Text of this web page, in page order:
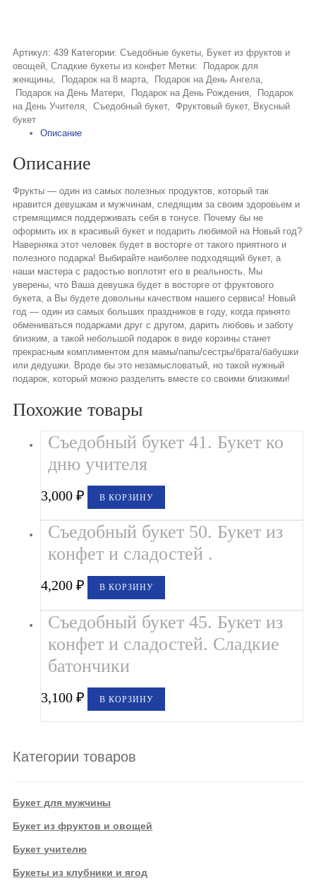
Артикул:439 Категории:Съедобные букеты
Букет из фруктов и
овощей ,Сладкие букеты из конфет Метки:
Подарок для
женщины
Подарок на 8 марта Подарок на День Ангела
Подарок на День Матери
Подарок на День Рождения
Подарок
на День Учителя
Съедобный букет, Фруктовый букет, Вкусный
букет
Описание
Описание
Фрукты — один из самых полезных продуктов, который так
нравится девушкам и мужчинам, следящим за своим здоровьем и
стремящимся поддерживать себя в тонусе. Почему бы не
оформить их в красивый букет и подарить любимой на Новый год?
Наверняка этот человек будет в восторге от такого приятного и
полезного подарка! Выбирайте наиболее подходящий букет, а
наши мастера с радостью воплотят его в реальность. Мы
уверены, что Ваша девушка будет в восторге от фруктового
букета, а Вы будете довольны качеством нашего сервиса! Новый
год — один из самых больших праздников в году, когда принято
обмениваться подарками друг с другом, дарить любовь и заботу
близким, а такой небольшой подарок в виде корзины станет
прекрасным комплиментом для мамы/папы/сестры/брата/бабушки
или дедушки. Вроде бы это незамысловатый, но такой нужный
подарок, который можно разделить вместе со своими близкими!
Похожие товары
Съедобный букет 41. Букет ко
дню учителя
3,000₽ В КОРЗИНУ
Съедобный букет 50. Букет из
конфет и сладостей .
4,200₽ В КОРЗИНУ
Съедобный букет 45. Букет из
конфет и сладостей. Сладкие
батончики
3,100₽ В КОРЗИНУ
Категории товаров
Букет для мужчины
Букет из фруктов и овощей
Букет учителю
Букеты из клубники и ягод